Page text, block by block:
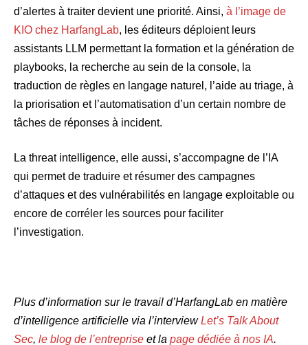
d’alertes à traiter devient une priorité. Ainsi, à l’image de
KIO chez HarfangLab, les éditeurs déploient leurs
assistants LLM permettant la formation et la génération de
playbooks, la recherche au sein de la console, la
traduction de règles en langage naturel, l’aide au triage, à
la priorisation et l’automatisation d’un certain nombre de
tâches de réponses à incident.
La threat intelligence, elle aussi, s’accompagne de l’IA
qui permet de traduire et résumer des campagnes
d’attaques et des vulnérabilités en langage exploitable ou
encore de corréler les sources pour faciliter
l’investigation.
Plus d’information sur le travail d’HarfangLab en matière
d’intelligence artificielle via l’interviewLet’s Talk About
Sec, le blog de l’entreprise et la page dédiée à nos IA.